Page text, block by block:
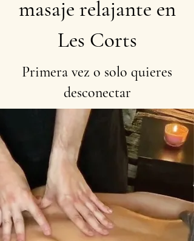
masaje relajante en
Les Corts
Primera vez o solo quieres
desconectar